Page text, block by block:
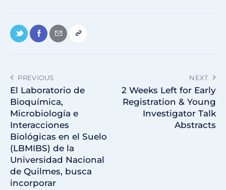
PREVIOUS
El Laboratorio de
Bioquímica,
Microbiología e
Interacciones
Biológicas en el Suelo
(LBMIBS) de la
Universidad Nacional
de Quilmes, busca
incorporar
NEXT
2 Weeks Left for Early
Registration & Young
Investigator Talk
Abstracts